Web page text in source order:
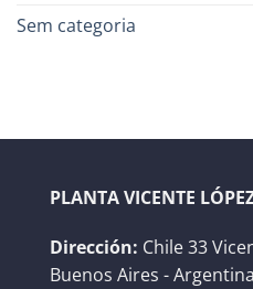
Sem categoria
PLANTA VICENTE
Dirección: Chile 33
Buenos Aires - Argentina